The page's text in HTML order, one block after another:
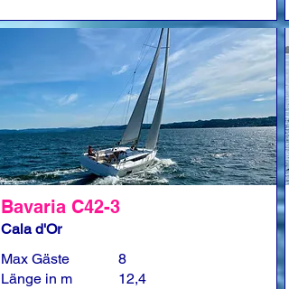
Bavaria C42-3
Cala d'Or
Max Gäste
Länge in m
8
12,4